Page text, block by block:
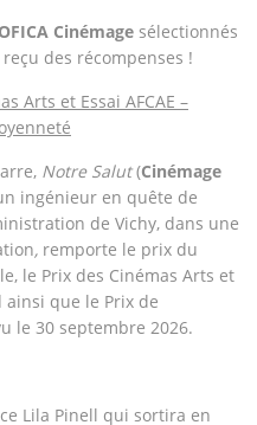
Cinémage sélectionnés
des récompenses !
Arts et Essai AFCAE –
Notre Salut(Cinémage
ingénieur en quête de
de Vichy, dans une
, remporte le prix du
le Prix des Cinémas Arts et
ainsi que le Prix de
le 30 septembre 2026.
Lila Pinell qui sortira en